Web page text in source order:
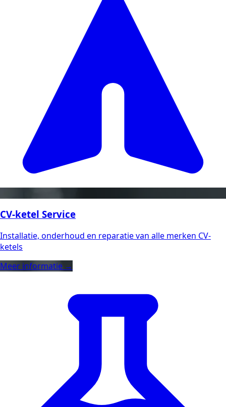
CV-ketel Service
Installatie, onderhoud en reparatie van alle merken CV-
ketels
Meer informatie →